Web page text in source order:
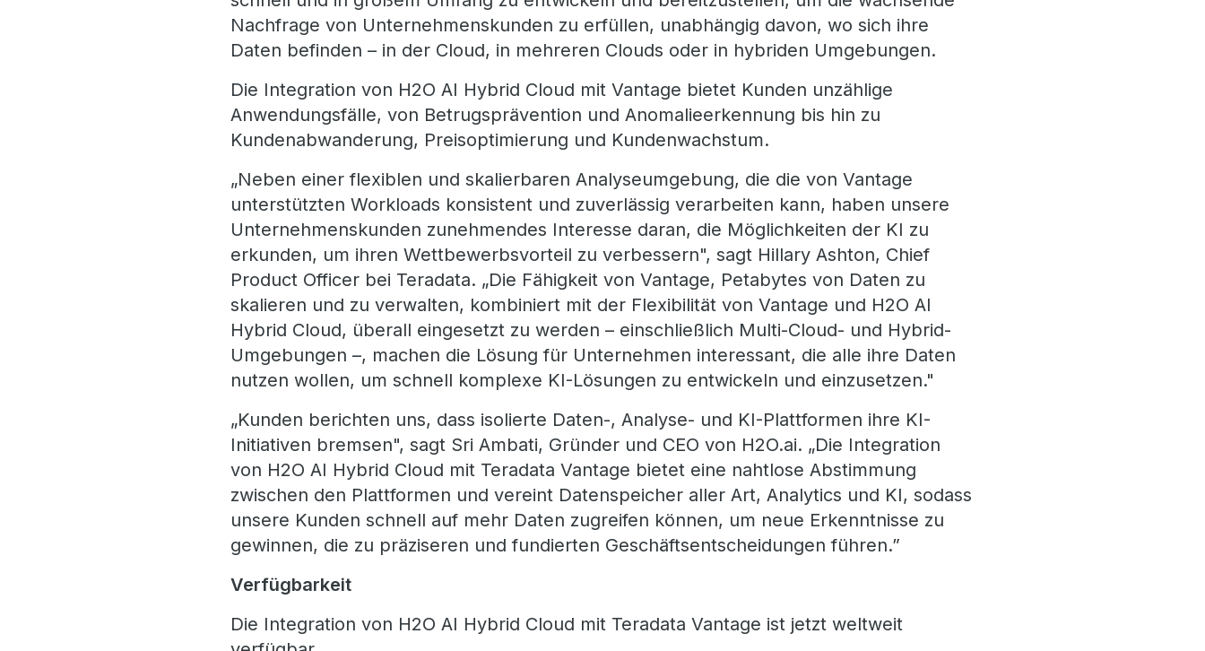
Nachfrage von Unternehmenskunden zu erfüllen, unabhängig davon, wo sich ihre
Daten befinden – in der Cloud, in mehreren Clouds oder in hybriden Umgebungen.
Die Integration von H2O AI Hybrid Cloud mit Vantage bietet Kunden unzählige
Anwendungsfälle, von Betrugsprävention und Anomalieerkennung bis hin zu
Kundenabwanderung, Preisoptimierung und Kundenwachstum.
„Neben einer flexiblen und skalierbaren Analyseumgebung, die die von Vantage
unterstützten Workloads konsistent und zuverlässig verarbeiten kann, haben unsere
Unternehmenskunden zunehmendes Interesse daran, die Möglichkeiten der KI zu
erkunden, um ihren Wettbewerbsvorteil zu verbessern", sagt Hillary Ashton, Chief
Product Officer bei Teradata. „Die Fähigkeit von Vantage, Petabytes von Daten zu
skalieren und zu verwalten, kombiniert mit der Flexibilität von Vantage und H2O AI
Hybrid Cloud, überall eingesetzt zu werden – einschließlich Multi-Cloud- und Hybrid-
Umgebungen –, machen die Lösung für Unternehmen interessant, die alle ihre Daten
nutzen wollen, um schnell komplexe KI-Lösungen zu entwickeln und einzusetzen."
„Kunden berichten uns, dass isolierte Daten-, Analyse- und KI-Plattformen ihre KI-
Initiativen bremsen", sagt Sri Ambati, Gründer und CEO von H2O.ai. „Die Integration
von H2O AI Hybrid Cloud mit Teradata Vantage bietet eine nahtlose Abstimmung
zwischen den Plattformen und vereint Datenspeicher aller Art, Analytics und KI, sodass
unsere Kunden schnell auf mehr Daten zugreifen können, um neue Erkenntnisse zu
gewinnen, die zu präziseren und fundierten Geschäftsentscheidungen führen.”
Verfügbarkeit
Die Integration von H2O AI Hybrid Cloud mit Teradata Vantage ist jetzt weltweit